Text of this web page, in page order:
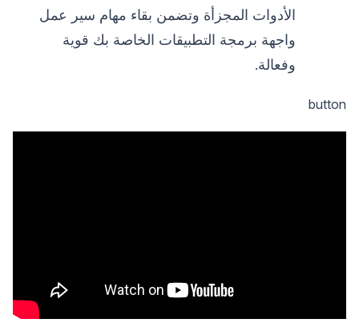
الأدوات المجزأة وتضمن بقاء مهام سير عمل
واجهة برمجة التطبيقات الخاصة بك قوية
وفعالة.
button